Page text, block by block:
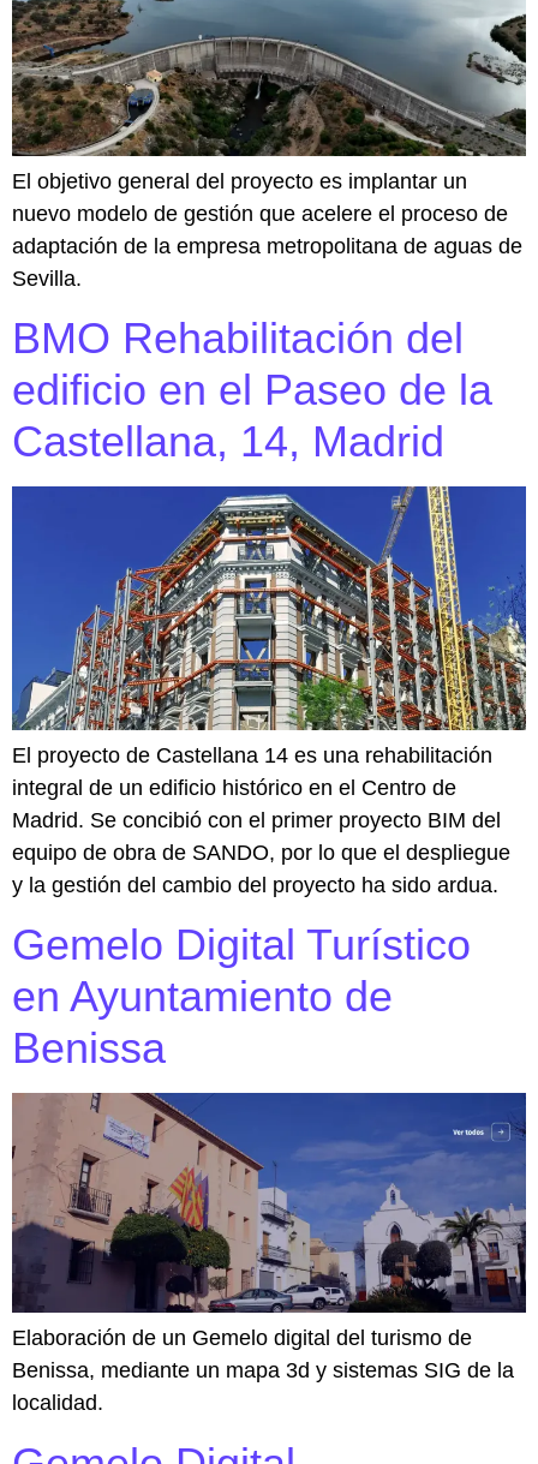
El objetivo general del proyecto es implantar un
nuevo modelo de gestión que acelere el proceso de
adaptación de la empresa metropolitana de aguas de
Sevilla.
BMO Rehabilitación del
edificio en el Paseo de la
Castellana, 14, Madrid
El proyecto de Castellana 14 es una rehabilitación
integral de un edificio histórico en el Centro de
Madrid. Se concibió con el primer proyecto BIM del
equipo de obra de SANDO, por lo que el despliegue
y la gestión del cambio del proyecto ha sido ardua.
Gemelo Digital Turístico
en Ayuntamiento de
Benissa
Elaboración de un Gemelo digital del turismo de
Benissa, mediante un mapa 3d y sistemas SIG de la
localidad.